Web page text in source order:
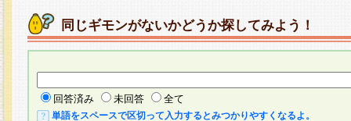
同じギモンがないかどうか探してみよう！
回答済み 未回答 全て
単語をスペースで区切って入力するとみつかりやすくなるよ。